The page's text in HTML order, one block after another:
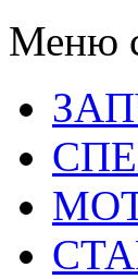
Меню